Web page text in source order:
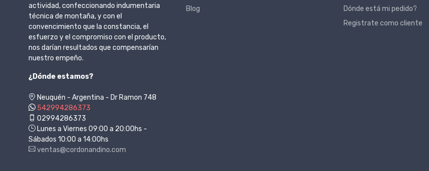
actividad, confeccionando indumentaria
técnica de montaña, y con el
convencimiento que la constancia, el
esfuerzo y el compromiso con el producto,
nos darían resultados que compensarían
nuestro empeño.
¿Dónde estamos?
Neuquén - Argentina - Dr Ramon 748
542994286373
02994286373
Lunes a Viernes 09:00 a 20:00hs -
Sábados 10:00 a 14:00hs
ventas@cordonandino.com
Blog
Dónde está mi pedido?
Registrate como cliente